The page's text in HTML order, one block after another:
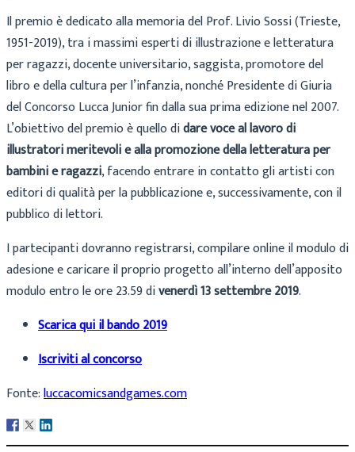
Il premio è dedicato alla memoria del Prof. Livio Sossi (Trieste,
1951-2019), tra i massimi esperti di illustrazione e letteratura
per ragazzi, docente universitario, saggista, promotore del
libro e della cultura per l’infanzia, nonché Presidente di Giuria
del Concorso Lucca Junior fin dalla sua prima edizione nel 2007.
L’obiettivo del premio è quello didare voce al lavoro di
illustratori meritevoli e alla promozione della letteratura per
bambini e ragazzi, facendo entrare in contatto gli artisti con
editori di qualità per la pubblicazione e, successivamente, con il
pubblico di lettori.
I partecipanti dovranno registrarsi, compilare online il modulo di
adesione e caricare il proprio progetto all’interno dell’apposito
modulo entro le ore 23.59 divenerdì 13 settembre 2019.
Scarica qui il bando 2019
Iscriviti al concorso
Fonte:luccacomicsandgames.com